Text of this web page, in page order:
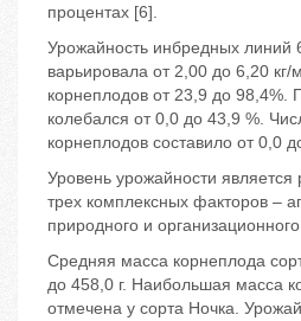
процентах [6].
Урожайность инбредных линий
варьировала от 2,00 до 6,20 кг/м
корнеплодов от 23,9 до 98,4%.
колебался от 0,0 до 43,9 %.
корнеплодов составило от 0,0
Уровень урожайности является
трех комплексных факторов –
природного и
Средняя масса корнеплода
до 458,0 г. Наибольшая масса
отмечена у сорта Ночка.